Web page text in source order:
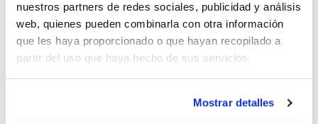
nuestros partners de redes sociales, publicidad y análisis
web, quienes pueden combinarla con otra información
que les haya proporcionado o que hayan recopilado a
partir del uso que haya hecho de sus servicios.
Mostrar detalles
Vaso de precipitado, forma baja, graduado, vidrio
borosilicato DIN 12331. SCHARLAU. Capacidad (ml): 600.
Ø (mm): 90. Altura (mm): 125
1033510112
Envase: x 10 u.